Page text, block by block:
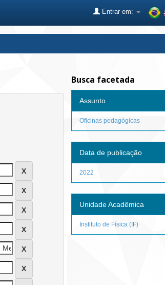
Entrar em:
Busca facetada
Assunto
Oficinas pedagógicas
Data de publicação
2022
Unidade Acadêmica
Instituto de Física (IF)